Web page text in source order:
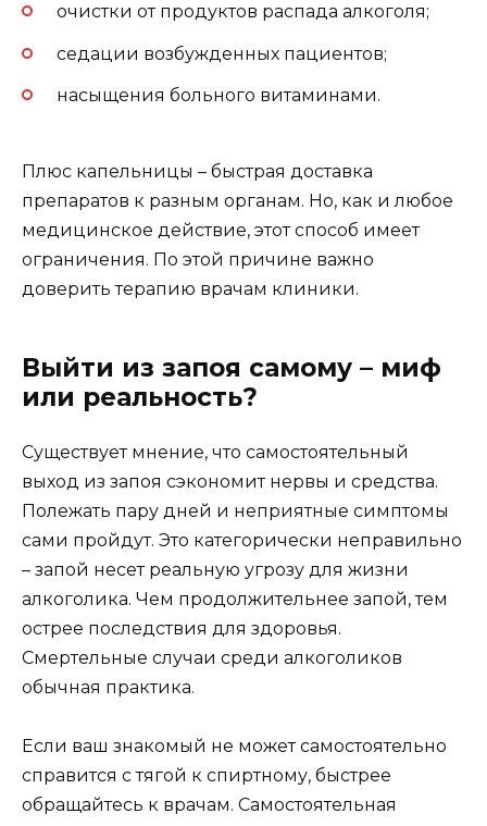
очистки от продуктов распада алкоголя;
седации возбужденных пациентов;
насыщения больного витаминами.
Плюс капельницы – быстрая доставка
препаратов к разным органам. Но, как и любое
медицинское действие, этот способ имеет
ограничения. По этой причине важно
доверить терапию врачам клиники.
Выйти из запоя самому – миф
или реальность?
Существует мнение, что самостоятельный
выход из запоя сэкономит нервы и средства.
Полежать пару дней и неприятные симптомы
сами пройдут. Это категорически неправильно
– запой несет реальную угрозу для жизни
алкоголика. Чем продолжительнее запой, тем
острее последствия для здоровья.
Смертельные случаи среди алкоголиков
обычная практика.
Если ваш знакомый не может самостоятельно
справится с тягой к спиртному, быстрее
обращайтесь к врачам. Самостоятельная